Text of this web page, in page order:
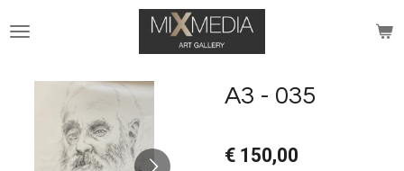
direct
hoofdinhoud
A3 - 035
€ 150,00